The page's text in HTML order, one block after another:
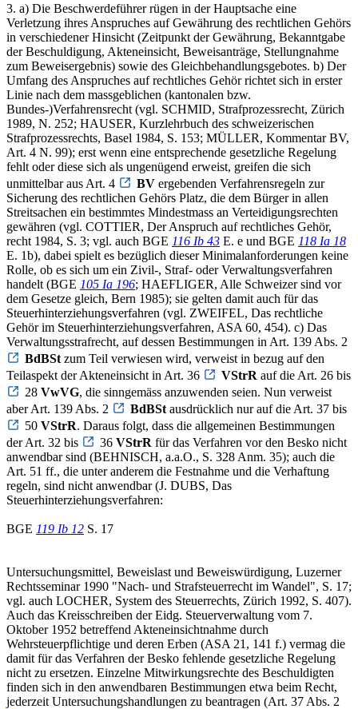
3. a) Die Beschwerdeführer rügen in der Hauptsache eine
Verletzung ihres Anspruches auf Gewährung des rechtlichen Gehörs
in verschiedener Hinsicht (Zeitpunkt der Gewährung, Bekanntgabe
der Beschuldigung, Akteneinsicht, Beweisanträge, Stellungnahme
zum Beweisergebnis) sowie des Gleichbehandlungsgebotes. b) Der
Umfang des Anspruches auf rechtliches Gehör richtet sich in erster
Linie nach dem massgeblichen (kantonalen bzw.
Bundes-)Verfahrensrecht (vgl. SCHMID, Strafprozessrecht, Zürich
1989, N. 252; HAUSER, Kurzlehrbuch des schweizerischen
Strafprozessrechts, Basel 1984, S. 153; MÜLLER, Kommentar BV,
Art. 4 N. 99); erst wenn eine entsprechende gesetzliche Regelung
fehlt oder diese sich als ungenügend erweist, greifen die sich
unmittelbar aus Art. 4
BV ergebenden Verfahrensregeln zur
Sicherung des rechtlichen Gehörs Platz, die dem Bürger in allen
Streitsachen ein bestimmtes Mindestmass an Verteidigungsrechten
gewähren (vgl. COTTIER, Der Anspruch auf rechtliches Gehör,
recht 1984, S. 3; vgl. auch BGE 116 Ib 43 E. e und BGE 118 Ia 18
E. 1b), dabei spielt es bezüglich dieser Minimalanforderungen keine
Rolle, ob es sich um ein Zivil-, Straf- oder Verwaltungsverfahren
handelt (BGE 105 Ia 196; HAEFLIGER, Alle Schweizer sind vor
dem Gesetze gleich, Bern 1985); sie gelten damit auch für das
Steuerhinterziehungsverfahren (vgl. ZWEIFEL, Das rechtliche
Gehör im Steuerhinterziehungsverfahren, ASA 60, 454). c) Das
Verwaltungsstrafrecht, auf dessen Bestimmungen in Art. 139 Abs. 2
BdBSt zum Teil verwiesen wird, verweist in bezug auf den
Teilaspekt der Akteneinsicht in Art. 36
VStrR auf die Art. 26 bis
28 VwVG, die sinngemäss anzuwenden seien. Nun verweist
aber Art. 139 Abs. 2
BdBSt ausdrücklich nur auf die Art. 37 bis
50 VStrR. Daraus folgt, dass die allgemeinen Bestimmungen
der Art. 32 bis
36 VStrR für das Verfahren vor den Besko nicht
anwendbar sind (BEHNISCH, a.a.O., S. 328 Anm. 35); auch die
Art. 51 ff., die unter anderem die Festnahme und die Verhaftung
regeln, sind nicht anwendbar (J. DUBS, Das
Steuerhinterziehungsverfahren:
BGE 119 Ib 12 S. 17
Untersuchungsmittel, Beweislast und Beweiswürdigung, Luzerner
Rechtsseminar 1990 "Nach- und Strafsteuerrecht im Wandel", S. 17;
vgl. auch LOCHER, System des Steuerrechts, Zürich 1992, S. 407).
Auch das Kreisschreiben der Eidg. Steuerverwaltung vom 7.
Oktober 1952 betreffend Akteneinsichtnahme durch
Wehrsteuerpflichtige und deren Erben (ASA 21, 141 f.) vermag die
damit für das Verfahren der Besko fehlende gesetzliche Regelung
nicht zu ersetzen. Einzelne Mitwirkungsrechte des Beschuldigten
finden sich in den anwendbaren Bestimmungen etwa beim Recht,
jederzeit Untersuchungshandlungen zu beantragen (Art. 37 Abs. 2